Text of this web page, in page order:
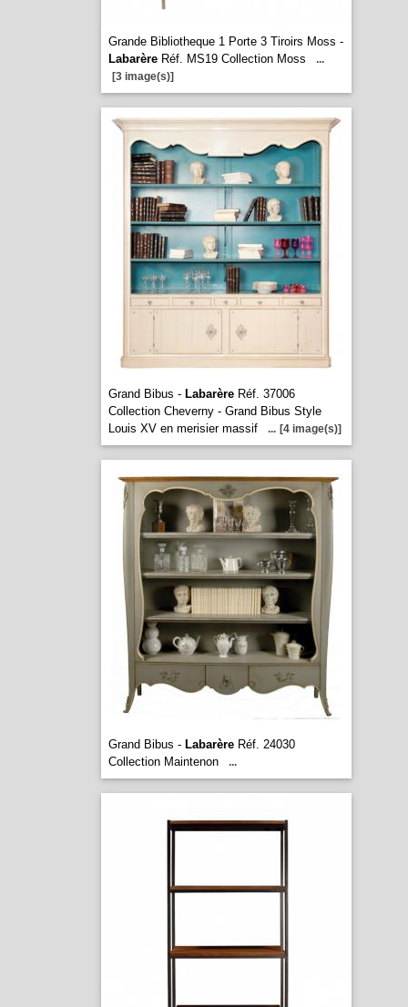
Grande Bibliotheque 1 Porte 3 Tiroirs Moss -
LabarèreRéf. MS19 Collection Moss
...
[3 image(s)]
Grand Bibus - LabarèreRéf. 37006
Collection Cheverny - Grand Bibus Style
Louis XV en merisier massif
... [4 image(s)]
Grand Bibus - LabarèreRéf. 24030
Collection Maintenon
...